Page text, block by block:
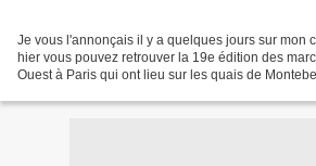
Je vous l'annonçais il y a quelques jours sur mon
hier vous pouvez retrouver la 19e édition des
Ouest à Paris qui ont lieu sur les quais de